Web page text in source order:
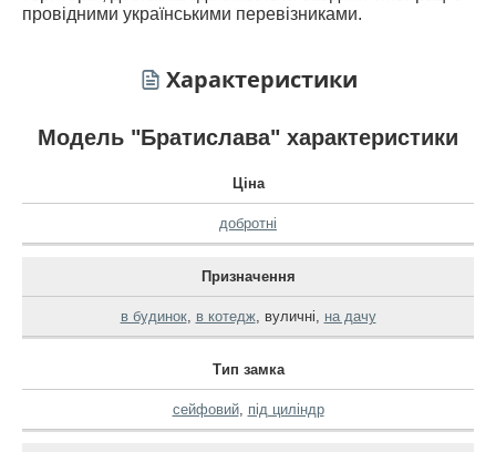
провідними українськими перевізниками.
Характеристики
Модель "Братислава" характеристики
Ціна
добротні
Призначення
в будинок, в котедж, вуличні, на дачу
Тип замка
сейфовий, під циліндр